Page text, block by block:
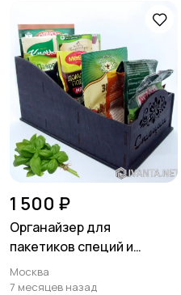
1 500 ₽
Органайзер для
пакетиков специй и
приправ
Москва
7 месяцев назад